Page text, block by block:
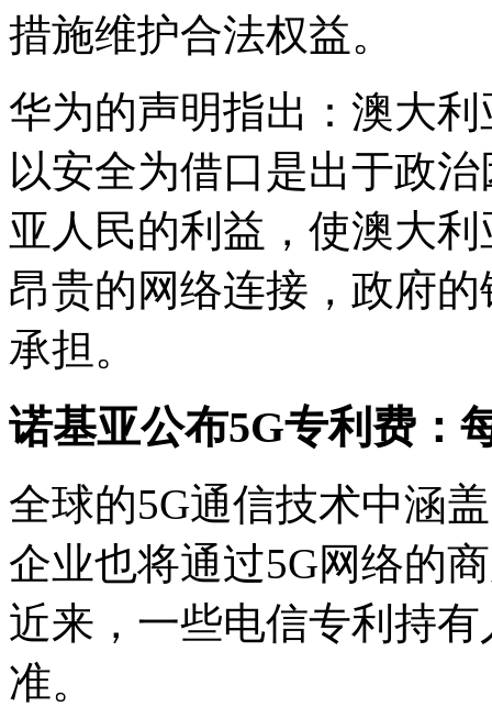
措施维护合法权益。
华为的声明指出：澳大
以安全为借口是出于政
亚人民的利益，使澳大
昂贵的网络连接，政府
承担。
诺基亚公布5G专利费：
全球的5G通信技术中涵
企业也将通过5G网络的
近来，一些电信专利持
准。